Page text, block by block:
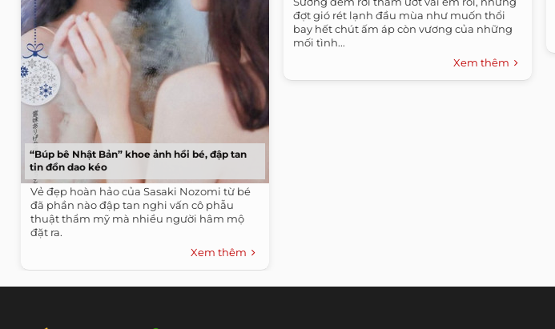
“Búp bê Nhật Bản” khoe ảnh hồi bé, đập tan
tin đồn dao kéo
Vẻ đẹp hoàn hảo của Sasaki Nozomi từ bé
đã phần nào đập tan nghi vấn cô phẫu
thuật thẩm mỹ mà nhiều người hâm mộ
đặt ra.
Xem thêm
đợt gió rét lạnh đầu mùa như muốn thổi
bay hết chút ấm áp còn vương của những
mối tình...
Xem thêm